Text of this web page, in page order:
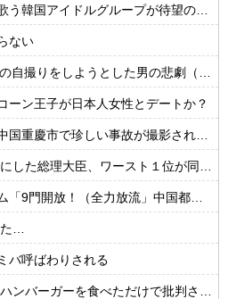
アイドルグループが待望の日本デビュー
ない
撮りをしようとした男の悲劇（ノ∇`）
ーン王子が日本人女性とデートか？
重慶市で珍しい事故が撮影される。
臣、ワースト１位が同点でこの人ｗｗｗｗｗｗ
路水没」中国政府「高速道路封鎖！」中国ダム「緊急放流に合わせて開門（土砂崩れ発生」→
…
バ呼ばわりされる
バーガーを食べただけで批判される